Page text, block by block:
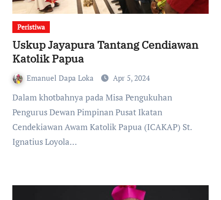
Peristiwa
Uskup Jayapura Tantang Cendiawan
Katolik Papua
Emanuel Dapa Loka Apr 5, 2024
Dalam khotbahnya pada Misa Pengukuhan
Pengurus Dewan Pimpinan Pusat Ikatan
Cendekiawan Awam Katolik Papua (ICAKAP) St.
Ignatius Loyola…